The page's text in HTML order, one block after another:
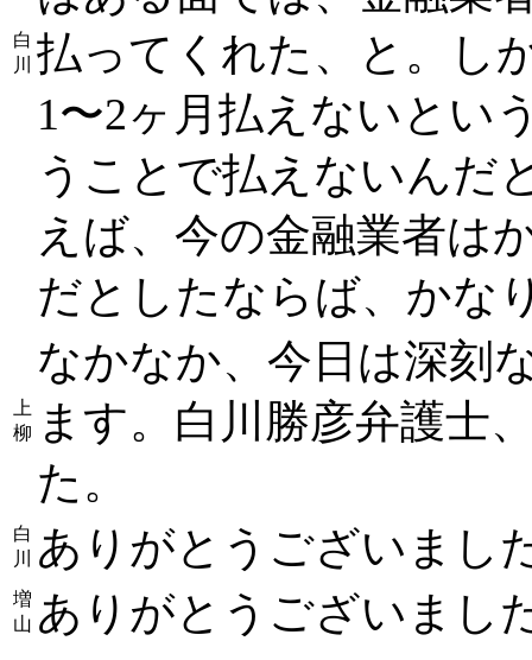
白
川
払ってくれた、と。し
1〜2ヶ月払えないとい
うことで払えないんだ
えば、今の金融業者は
だとしたならば、かな
上
柳
なかなか、今日は深刻
ます。白川勝彦弁護士
た。
白
川
ありがとうございまし
増
山 ありがとうございまし